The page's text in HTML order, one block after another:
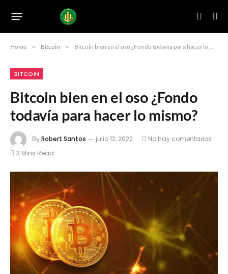
Home » Bitcoin » Bitcoin bien en el oso ¿Fondo todavía para hacer lo mismo?
BITCOIN
Bitcoin bien en el oso ¿Fondo
todavía para hacer lo mismo?
ByRobert Santos julio 12, 2022
No hay comentarios
3 Mins Read